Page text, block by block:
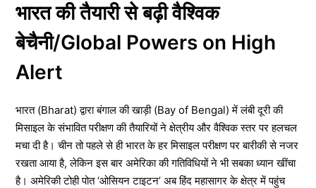
भारत की तैयारी से बढ़ी वैश्विक
बेचैनी/Global Powers on High
Alert
भारत (Bharat) द्वारा बंगाल की खाड़ी (Bay of Bengal) में लंबी दूरी की
मिसाइल के संभावित परीक्षण की तैयारियों ने क्षेत्रीय और वैश्विक स्तर पर हलचल
मचा दी है। चीन तो पहले से ही भारत के हर मिसाइल परीक्षण पर बारीकी से नजर
रखता आया है, लेकिन इस बार अमेरिका की गतिविधियों ने भी सबका ध्यान खींचा
है। अमेरिकी टोही पोत ‘ओसियन टाइटन’ अब हिंद महासागर के क्षेत्र में पहुंच